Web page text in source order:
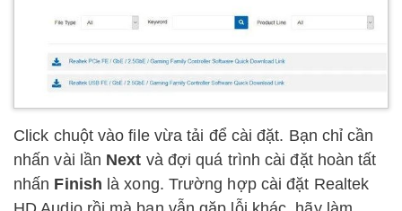
Click chuột vào file vừa tải để cài đặt. Bạn chỉ cần
nhấn vài lần Next và đợi quá trình cài đặt hoàn tất
nhấn Finish là xong. Trường hợp cài đặt Realtek